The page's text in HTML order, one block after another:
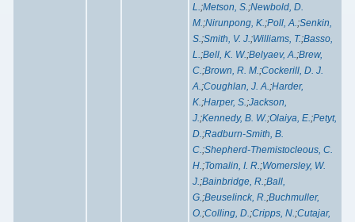
L.;Metson, S.;Newbold, D.
M.;Nirunpong, K.;Poll, A.;Senkin,
S.;Smith, V. J.;Williams, T.;Basso,
L.;Bell, K. W.;Belyaev, A.;Brew,
C.;Brown, R. M.;Cockerill, D. J.
A.;Coughlan, J. A.;Harder,
K.;Harper, S.;Jackson,
J.;Kennedy, B. W.;Olaiya, E.;Petyt,
D.;Radburn-Smith, B.
C.;Shepherd-Themistocleous, C.
H.;Tomalin, I. R.;Womersley, W.
J.;Bainbridge, R.;Ball,
G.;Beuselinck, R.;Buchmuller,
O.;Colling, D.;Cripps, N.;Cutajar,